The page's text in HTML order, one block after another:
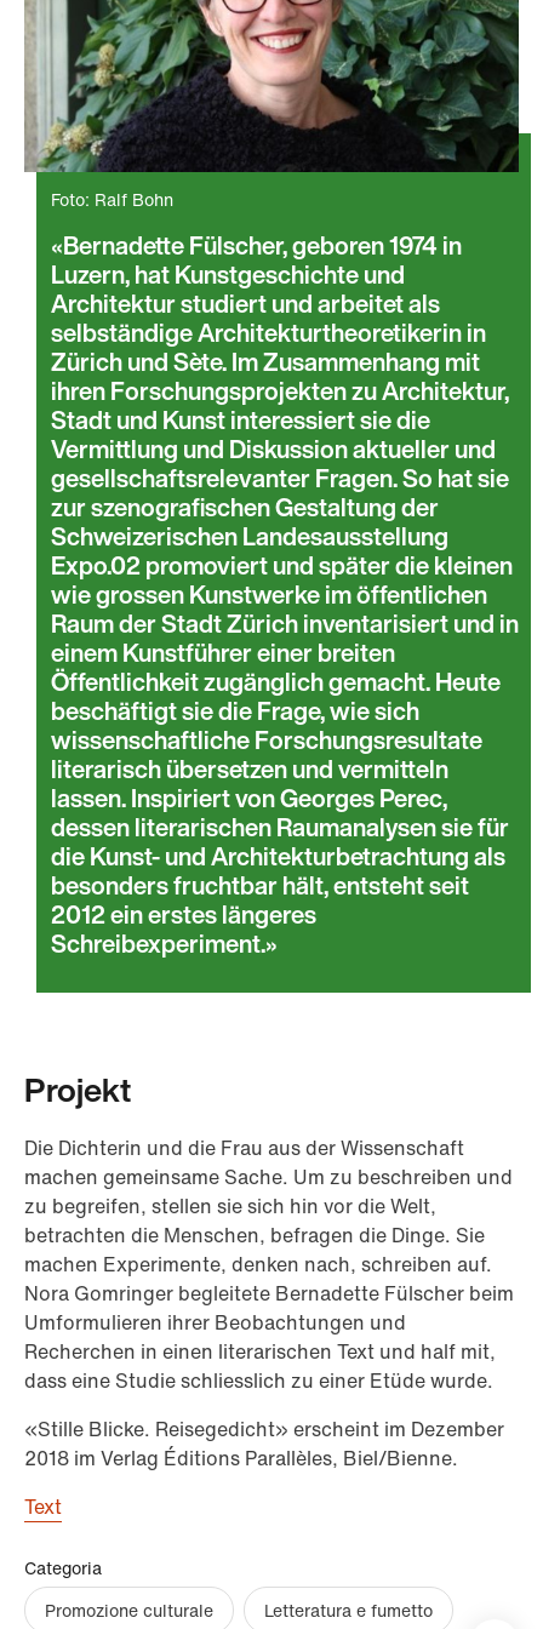
Foto: Ralf Bohn
Bernadette Fülscher, geboren 1974 in
Luzern, hat Kunstgeschichte und
Architektur studiert und arbeitet als
selbständige Architekturtheoretikerin in
Zürich und Sète. Im Zusammenhang mit
ihren Forschungsprojekten zu Architektur,
Stadt und Kunst interessiert sie die
Vermittlung und Diskussion aktueller und
gesellschaftsrelevanter Fragen. So hat sie
zur szenografischen Gestaltung der
Schweizerischen Landesausstellung
Expo.02 promoviert und später die kleinen
wie grossen Kunstwerke im öffentlichen
Raum der Stadt Zürich inventarisiert und in
einem Kunstführer einer breiten
Öffentlichkeit zugänglich gemacht. Heute
beschäftigt sie die Frage, wie sich
wissenschaftliche Forschungsresultate
literarisch übersetzen und vermitteln
lassen. Inspiriert von Georges Perec,
dessen literarischen Raumanalysen sie für
die Kunst- und Architekturbetrachtung als
besonders fruchtbar hält, entsteht seit
2012 ein erstes längeres
Schreibexperiment.
Projekt
Die Dichterin und die Frau aus der Wissenschaft
machen gemeinsame Sache. Um zu beschreiben und
zu begreifen, stellen sie sich hin vor die Welt,
betrachten die Menschen, befragen die Dinge. Sie
machen Experimente, denken nach, schreiben auf.
Nora Gomringer begleitete Bernadette Fülscher beim
Umformulieren ihrer Beobachtungen und
Recherchen in einen literarischen Text und half mit,
dass eine Studie schliesslich zu einer Etüde wurde.
«Stille Blicke. Reisegedicht» erscheint im Dezember
2018 im Verlag Éditions Parallèles, Biel/Bienne.
Text
Categoria
Promozione culturale
Letteratura e fumetto